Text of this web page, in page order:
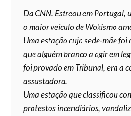
Da CNN. Estreou em Portugal,
o maior veículo de Wokismo
Uma estação cuja sede-mãe foi
que alguém branco a agir em
foi provado em Tribunal, era a
assustadora.
Uma estação que classificou
protestos incendiários,